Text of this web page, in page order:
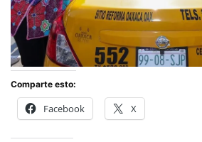
Comparte esto:
Facebook X